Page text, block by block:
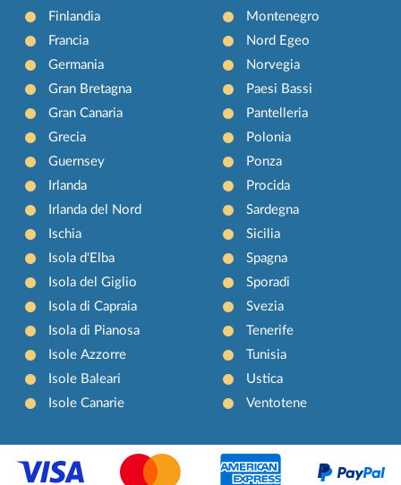
Finlandia
Francia
Germania
Gran Bretagna
Gran Canaria
Grecia
Guernsey
Irlanda
Irlanda del Nord
Ischia
Isola d'Elba
Isola del Giglio
Isola di Capraia
Isola di Pianosa
Isole Azzorre
Isole Baleari
Isole Canarie
Montenegro
Nord Egeo
Norvegia
Paesi Bassi
Pantelleria
Polonia
Ponza
Procida
Sardegna
Sicilia
Spagna
Sporadi
Svezia
Tenerife
Tunisia
Ustica
Ventotene